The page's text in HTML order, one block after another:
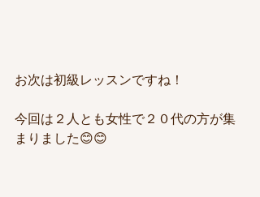
お次は初級レッスンですね！
今回は２人とも女性で２０代の方が集
まりました😊😊